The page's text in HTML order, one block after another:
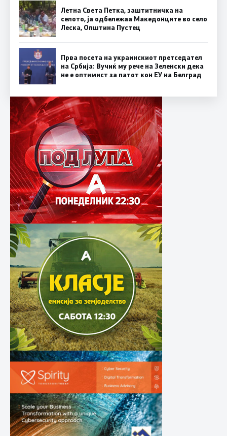
Летна Света Петка, заштитничка на
селото, ја одбележаа Македонците во село
Леска, Општина Пустец
Прва посета на украинскиот претседател
на Србија: Вучиќ му рече на Зеленски дека
не е оптимист за патот кон ЕУ на Белград